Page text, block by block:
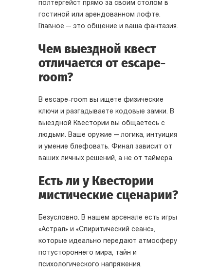
полтергейст прямо за своим столом в
гостиной или арендованном лофте.
Главное — это общение и ваша фантазия.
Чем выездной квест
отличается от escape-
room?
В escape-room вы ищете физические
ключи и разгадываете кодовые замки. В
выездной Квестории вы общаетесь с
людьми. Ваше оружие — логика, интуиция
и умение блефовать. Финал зависит от
ваших личных решений, а не от таймера.
Есть ли у Квестории
мистические сценарии?
Безусловно. В нашем арсенале есть игры
«Астрал» и «Спиритический сеанс»,
которые идеально передают атмосферу
потустороннего мира, тайн и
психологического напряжения.